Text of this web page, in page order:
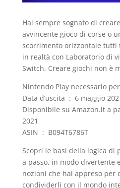
Hai sempre sognato di
avvincente gioco di corse o
scorrimento orizzontale tutti
in realtà con Laboratorio di
Switch. Creare giochi non è
Nintendo Playnecessario
Data d’uscita ‏ : ‎ 6 maggio
Disponibile su Amazon.it a partire dal
2021
ASIN ‏ : ‎ B094T6786T
Scopri le basi della logica di
a passo, in modo divertente
nozioni che hai appreso per
condividerli con il mondo